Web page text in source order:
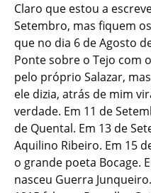
Claro que estou a
Setembro, mas fiquem
que no dia 6 de Agosto
Ponte sobre o Tejo com
pelo próprio Salazar,
ele dizia, atrás de mim
verdade. Em 11 de
de Quental. Em 13 de
Aquilino Ribeiro. Em 15
o grande poeta Bocage.
nasceu Guerra